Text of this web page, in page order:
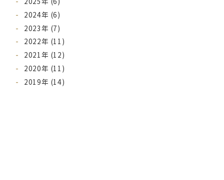
2024年 (6)
2023年 (7)
2022年 (11)
2021年 (12)
2020年 (11)
2019年 (14)